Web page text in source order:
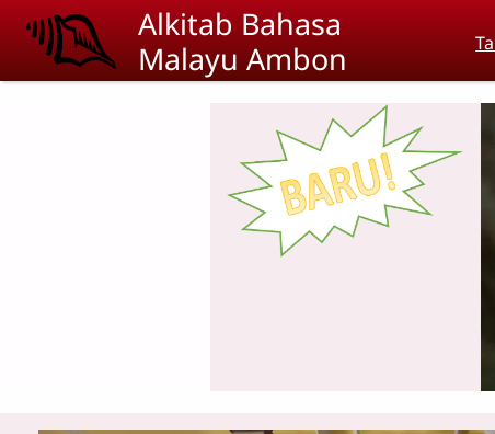
Skip to main contentAlkitab Bahasa
Malayu Ambon